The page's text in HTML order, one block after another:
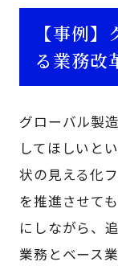
【事例
る業務改
グローバル製
してほしいと
状の見える化
を推進させて
にしながら、
業務とベース